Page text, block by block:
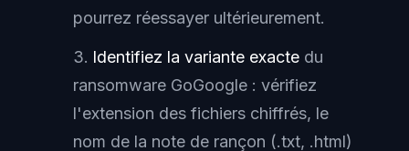
pourrez réessayer ultérieurement.
Identifiez la variante exacte du
ransomware GoGoogle : vérifiez
l'extension des fichiers chiffrés, le
nom de la note de rançon (.txt, .html)